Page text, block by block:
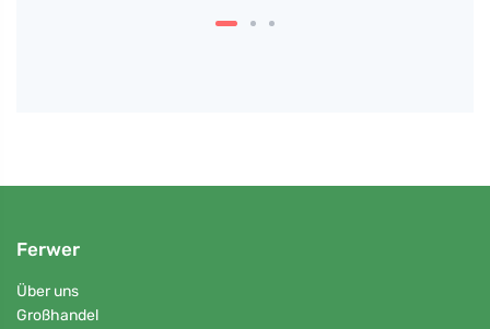
Ferwer
Über uns
Großhandel